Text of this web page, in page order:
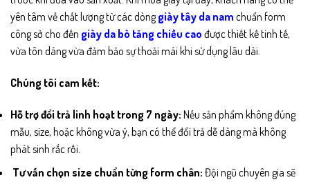
yên tâm về chất lượng từ các dònggiày tây da nam chuẩn form
công sở cho đến giày da bò tăng chiều cao được thiết kế tinh tế,
vừa tôn dáng vừa đảm bảo sự thoải mái khi sử dụng lâu dài.
Chúng tôi cam kết:
Hỗ trợ đổi trả linh hoạt trong 7 ngày: Nếu sản phẩm không đúng
mẫu, size, hoặc không vừa ý, bạn có thể đổi trả dễ dàng mà không
phát sinh rắc rối.
Tư vấn chọn size chuẩn từng form chân: Đội ngũ chuyên gia sẽ